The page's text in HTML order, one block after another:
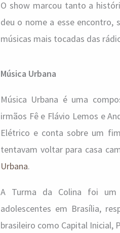
O show marcou tanto a
deu o nome a esse encontro,
músicas mais tocadas das
Música Urbana
Música Urbana é uma
irmãos Fê e Flávio Lemos e
Elétrico e conta sobre um
tentavam voltar para casa
Urbana.
A Turma da Colina foi
adolescentes em Brasília,
brasileiro como Capital Inicial,